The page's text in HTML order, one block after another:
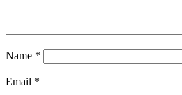
Name *
Email *